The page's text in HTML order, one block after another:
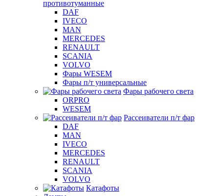
противотуманные
DAF
IVECO
MAN
MERCEDES
RENAULT
SCANIA
VOLVO
Фары WESEM
Фары п/т универсальные
Фары рабочего света
ORPRO
WESEM
Рассеиватели п/т фар
DAF
MAN
IVECO
MERCEDES
RENAULT
SCANIA
VOLVO
Катафоты